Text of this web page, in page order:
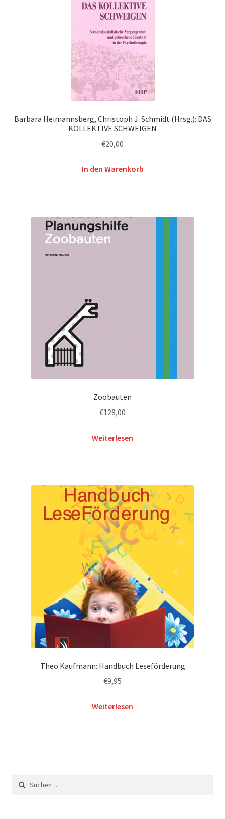
Barbara Heimannsberg, Christoph J. Schmidt (Hrsg.): DAS
KOLLEKTIVE SCHWEIGEN
€20,00
In den Warenkorb
Zoobauten
€128,00
Weiterlesen
Theo Kaufmann: Handbuch Leseförderung
€9,95
Weiterlesen
Suchen
nach: